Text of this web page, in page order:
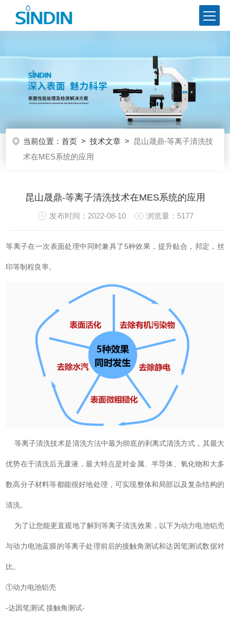
当前位置：首页 >技术文章 > 昆山晟鼎-等离子清洗技
术在MES系统的应用
昆山晟鼎-等离子清洗技术在MES系统的应用
发布时间：2022-08-10 浏览量：5177
等离子在一次表面处理中同时兼具了5种效果，提升贴合，邦定，丝
印等制程良率。
等离子清洗技术是清洗方法中最为彻底的剥离式清洗方式，其最大
优势在于清洗后无废液，最大特点是对金属、半导体、氧化物和大多
数高分子材料等都能很好地处理，可实现整体和局部以及复杂结构的
清洗。
为了让您能更直观地了解到等离子清洗效果，以下为动力电池铝壳
与动力电池蓝膜的等离子处理前后的接触角测试和达因笔测试数据对
比。
①动力电池铝壳
-达因笔测试 接触角测试-